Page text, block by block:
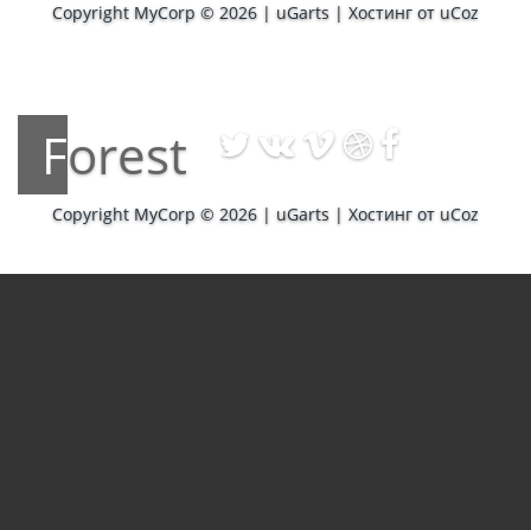
Copyright MyCorp © 2026 | uGarts | Хостинг от uCoz
Forest
Copyright MyCorp © 2026 | uGarts | Хостинг от uCoz